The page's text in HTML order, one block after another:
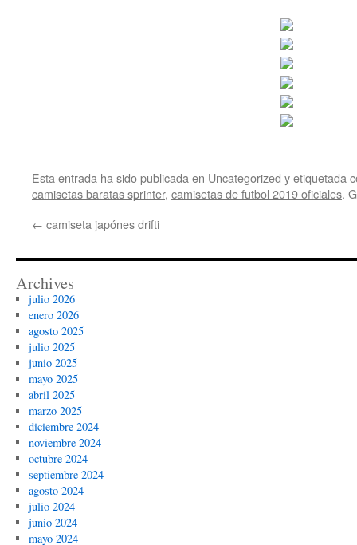
Esta entrada ha sido publicada en Uncategorized y etiquetada
camisetas baratas sprinter, camisetas de futbol 2019 oficiales.
← camiseta japónes drifti
Archives
julio 2026
enero 2026
agosto 2025
julio 2025
junio 2025
mayo 2025
abril 2025
marzo 2025
diciembre 2024
noviembre 2024
octubre 2024
septiembre 2024
agosto 2024
julio 2024
junio 2024
mayo 2024